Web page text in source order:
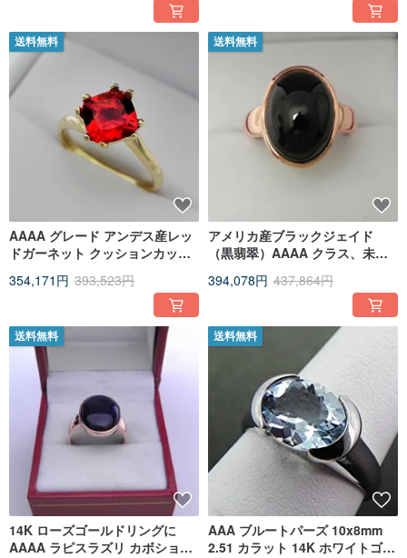
送料無料
AAAA グレード アンデス産レッ
ドガーネット クッションカット
ルリング 8x8mm 1.73 カラット
354,171円 393,523円
送料無料
アメリカ産ブラックジェイド
（黒翡翠）AAAA クラス、未加
カラット。14K ローズゴールド
394,078円 437,864円
送料無料
14K ローズゴールドリングに
AAAA ラピスラズリ カボション
送料無料
AAA ブルートパーズ 10x8mm
2.51 カラット 14K ホワイトゴー